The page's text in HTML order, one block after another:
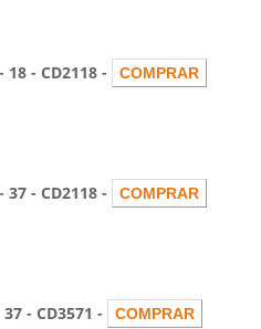
- CD2118 -
- CD2118 -
- CD3571 -